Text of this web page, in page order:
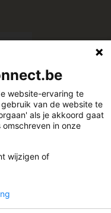
website-ervaring te
van de website te
als je akkoord gaat
in onze
wijzigen of